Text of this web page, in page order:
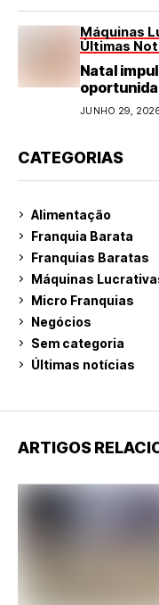
Máquinas
Últimas
Natal
do varejo
JUNHO 29,
CATEGORIAS
Alimentação
Franquia Barata
Franquias Baratas
Máquinas
Micro Franquias
Negócios
Sem categoria
Últimas notícias
ARTIGOS